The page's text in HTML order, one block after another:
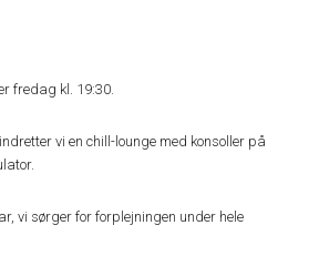
fredag kl. 19:30.
vi en chill-lounge med konsoller på
vi sørger for forplejningen under hele